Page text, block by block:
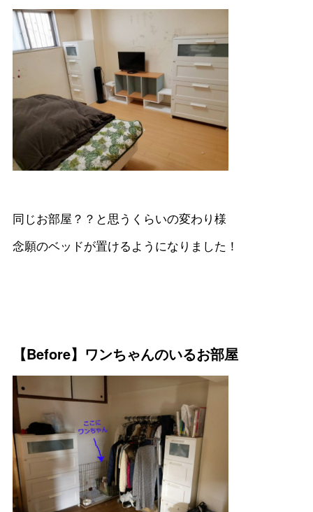
同じお部屋？？と思うくらいの変わり様
念願のベッドが置けるようになりました！
【Before】ワンちゃんのいるお部屋